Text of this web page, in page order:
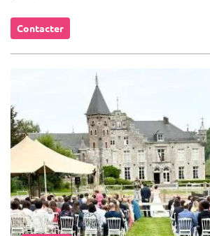
Contacter